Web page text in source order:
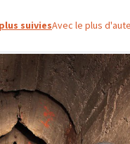
suiviesAvec le plus